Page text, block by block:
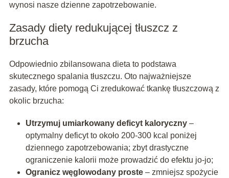
wynosi nasze dzienne zapotrzebowanie.
Zasady diety redukującej tłuszcz z
brzucha
Odpowiednio zbilansowana dieta to podstawa
skutecznego spalania tłuszczu. Oto najważniejsze
zasady, które pomogą Ci zredukować tkankę tłuszczową z
okolic brzucha:
Utrzymuj umiarkowany deficyt kaloryczny–
optymalny deficyt to około 200-300 kcal poniżej
dziennego zapotrzebowania; zbyt drastyczne
ograniczenie kalorii może prowadzić do efektu jo-jo;
Ogranicz węglowodany proste– zmniejsz spożycie